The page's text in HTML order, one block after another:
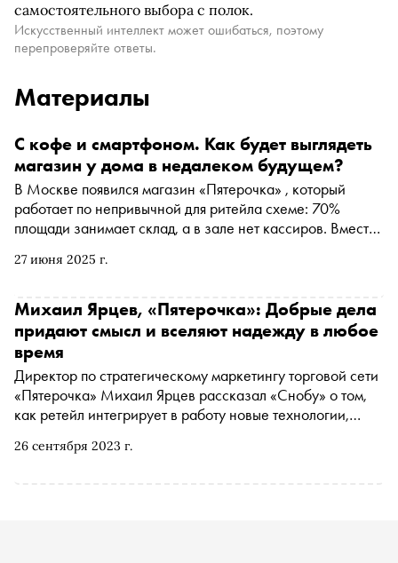
самостоятельного выбора с полок.
Искусственный интеллект может ошибаться, поэтому
перепроверяйте ответы.
Материалы
27 июня 2025 г.
С кофе и смартфоном. Как будет выглядеть
магазин у дома в недалеком будущем?
В Москве появился магазин «Пятерочка» , который
работает по непривычной для ритейла схеме: 70%
площади занимает склад, а в зале нет кассиров. Вместо
самообслуживания и кофейня, в которой покупатель
который должен объединить онлайн- и офлайн-опыт.
«Сноб» разбирался, как устроена работа такого
магазина изнутри, удобен ли он для покупателя и может
ли такой формат изменить будущее всего российского
ритейла
26 сентября 2023 г.
Михаил Ярцев, «Пятерочка»: Добрые дела
придают смысл и вселяют надежду в любое
время
Директор по стратегическому маркетингу торговой сети
«Пятерочка» Михаил Ярцев рассказал «Снобу» о том,
как ретейл интегрирует в работу новые технологии,
корзина и почему продуктовый магазин становится